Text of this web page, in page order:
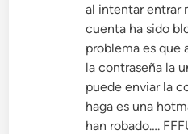
al intentar entrar
cuenta ha sido
problema es que
la contraseña la
puede enviar la
haga es una
han robado….